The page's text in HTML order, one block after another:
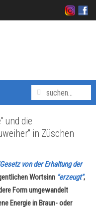
und die
in Züschen
von der Erhaltung der
Wortsinn "erzeugt",
Form umgewandelt
Energie in Braun- oder